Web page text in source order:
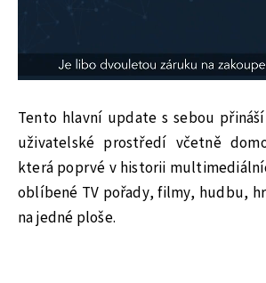
Tento hlavní update s sebou
uživatelské prostředí včetně
která poprvé v historii
oblíbené TV pořady, filmy, hudbu,
na jedné ploše.